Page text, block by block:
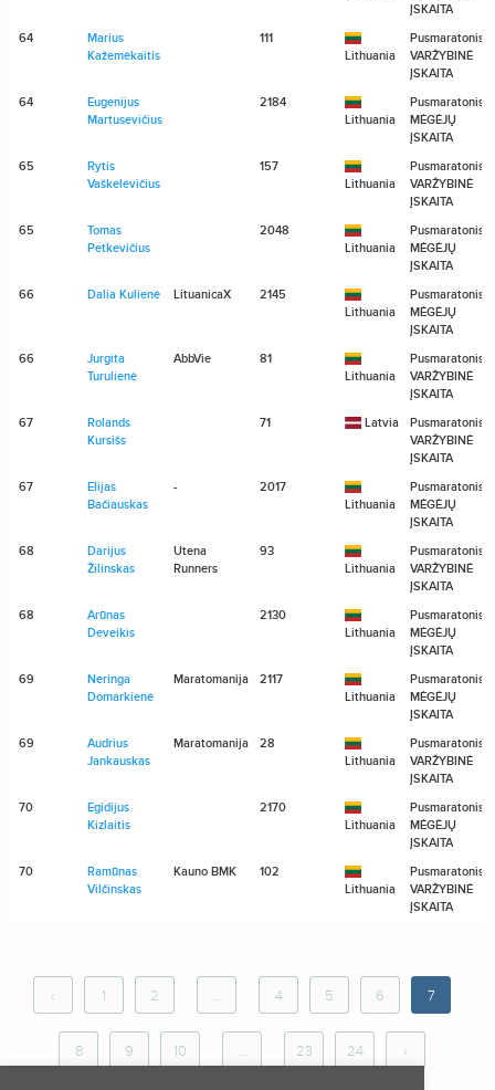
ĮSKAITA
64
Marius
Kažemėkaitis
111
Lithuania
Pusmaratonis
VARŽYBINĖ
ĮSKAITA
64
Eugenijus
Martusevičius
2184
Lithuania
Pusmaratonis
MĖGĖJŲ
ĮSKAITA
65
Rytis
Vaškelevičius
157
Lithuania
Pusmaratonis
VARŽYBINĖ
ĮSKAITA
65
Tomas
Petkevičius
2048
Lithuania
Pusmaratonis
MĖGĖJŲ
ĮSKAITA
66
Dalia Kulienė LituanicaX
2145
Lithuania
Pusmaratonis
MĖGĖJŲ
ĮSKAITA
66
Jurgita
Turulienė
AbbVie
81
Lithuania
Pusmaratonis
VARŽYBINĖ
ĮSKAITA
67
Rolands
Kursišs
71 Latvia
Pusmaratonis
VARŽYBINĖ
ĮSKAITA
67
Elijas
Bačiauskas
-
2017
Lithuania
Pusmaratonis
MĖGĖJŲ
ĮSKAITA
68
Darijus
Žilinskas
Utena
Runners
93
Lithuania
Pusmaratonis
VARŽYBINĖ
ĮSKAITA
68
Arūnas
Deveikis
2130
Lithuania
Pusmaratonis
MĖGĖJŲ
ĮSKAITA
69
Neringa
Domarkienė
Maratomanija
2117
Lithuania
Pusmaratonis
MĖGĖJŲ
ĮSKAITA
69
Audrius
Jankauskas
Maratomanija
28
Lithuania
Pusmaratonis
VARŽYBINĖ
ĮSKAITA
70
Egidijus
Kizlaitis
2170
Lithuania
Pusmaratonis
MĖGĖJŲ
ĮSKAITA
70
Ramūnas
Vilčinskas
Kauno BMK
102
Lithuania
Pusmaratonis
VARŽYBINĖ
ĮSKAITA
‹ 1 2 ... 4 5 6 7
8 9 10 ... 23 24 ›